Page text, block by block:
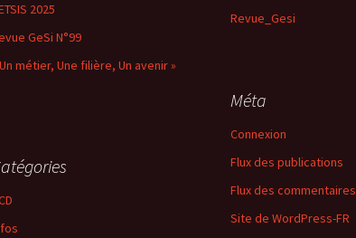
2025
GeSi N°99
métier, Une filière, Un avenir »
Revue_Gesi
Méta
Connexion
Flux des publications
Flux des commentaires
Site de WordPress-FR